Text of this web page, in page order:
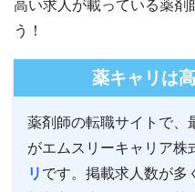
高い求人が載っている薬剤
う！
薬キャリは
薬剤師の転職サイトで、
がエムスリーキャリア株
リ です。掲載求人数が多